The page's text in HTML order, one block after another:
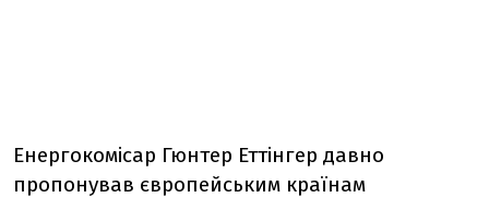
Енергокомісар Гюнтер Еттінгер давно
пропонував європейським країнам